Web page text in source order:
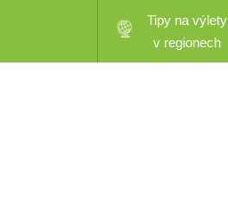
Tipy na výlety
v regionech